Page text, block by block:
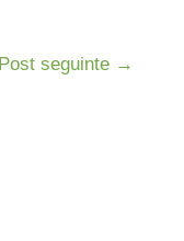
Post seguinte →